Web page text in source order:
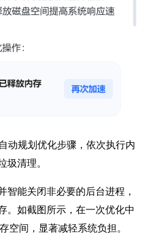
动规划优化步骤，依次执行内
圾清理。
智能关闭非必要的后台进程，
。如截图所示，在一次优化中
空间，显著减轻系统负担。